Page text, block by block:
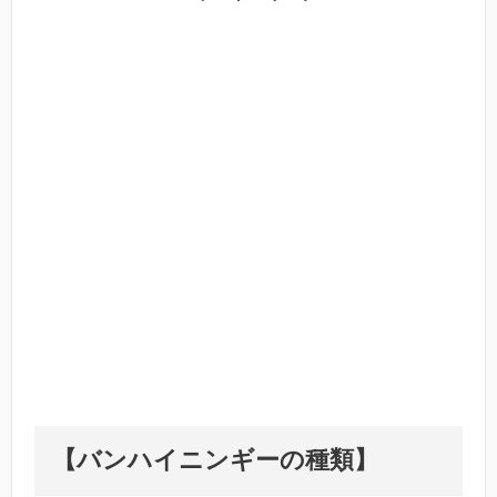
【バンハイニンギーの種類】